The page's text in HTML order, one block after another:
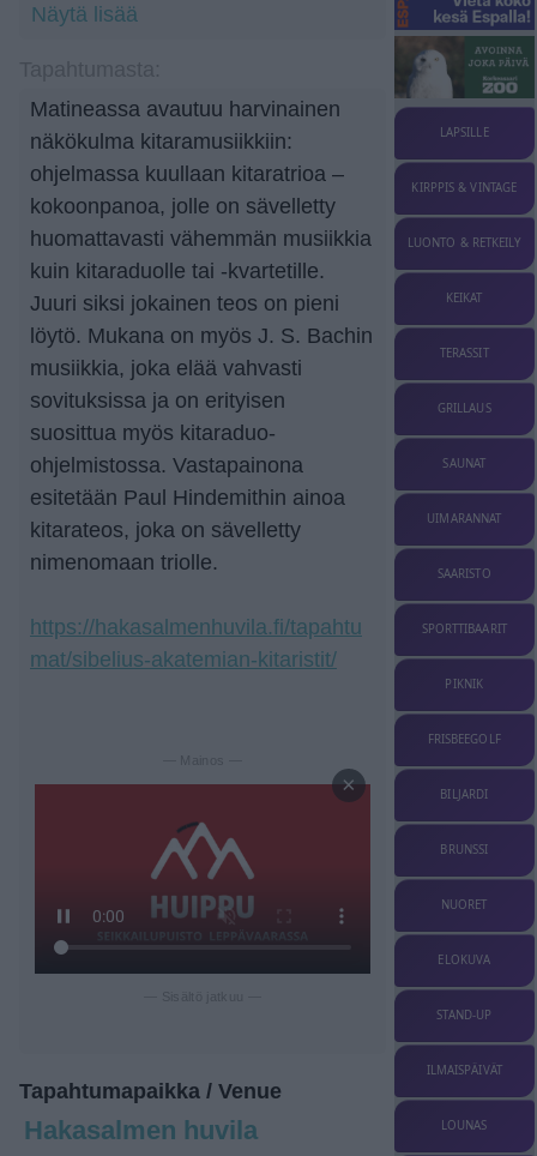
Näytä lisää
Matineassa avautuu harvinainen
näkökulma kitaramusiikkiin:
ohjelmassa kuullaan kitaratrioa –
kokoonpanoa, jolle on sävelletty
huomattavasti vähemmän musiikkia
kuin kitaraduolle tai -kvartetille.
Juuri siksi jokainen teos on pieni
löytö. Mukana on myös J. S. Bachin
musiikkia, joka elää vahvasti
sovituksissa ja on erityisen
suosittua myös kitaraduo-
ohjelmistossa. Vastapainona
esitetään Paul Hindemithin ainoa
kitarateos, joka on sävelletty
nimenomaan triolle.
https://hakasalmenhuvila.fi/tapahtu
mat/sibelius-akatemian-kitaristit/
— Mainos —
×
Tapahtumapaikka / Venue
Hakasalmen huvila
LAPSILLE
KIRPPIS & VINTAGE
LUONTO & RETKEILY
KEIKAT
TERASSIT
GRILLAUS
SAUNAT
UIMARANNAT
SAARISTO
SPORTTIBAARIT
PIKNIK
FRISBEEGOLF
BILJARDI
BRUNSSI
NUORET
ELOKUVA
STAND-UP
ILMAISPÄIVÄT
LOUNAS